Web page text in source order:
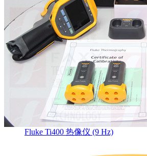
Fluke Ti400 热像仪 (9 Hz)